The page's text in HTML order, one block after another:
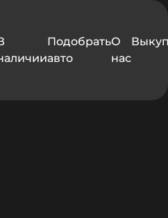
Подобрать
авто
О
нас